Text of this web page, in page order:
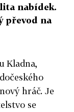
nabídek.
převod na
Kladna,
hráč. Je
se